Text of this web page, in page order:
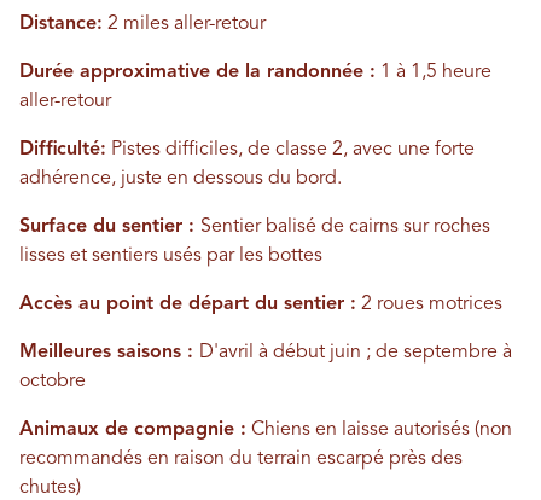
Distance: 2 miles aller-retour
Durée approximative de la randonnée : 1 à 1,5 heure
aller-retour
Difficulté: Pistes difficiles, de classe 2, avec une forte
adhérence, juste en dessous du bord.
Surface du sentier : Sentier balisé de cairns sur roches
lisses et sentiers usés par les bottes
Accès au point de départ du sentier : 2 roues motrices
Meilleures saisons : D'avril à début juin ; de septembre à
octobre
Animaux de compagnie : Chiens en laisse autorisés (non
recommandés en raison du terrain escarpé près des
chutes)